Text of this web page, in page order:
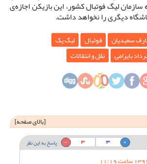
سازمان لیگ فوتبال کشور، این بازیکن اجازه‌ی
دیگری را نخواهد داشت.
سعیدیان فوتبال
لیگ یک
بایرامی نقل و انتقالات
[بالای صفحه]
پاسخ به این نظر 3
3